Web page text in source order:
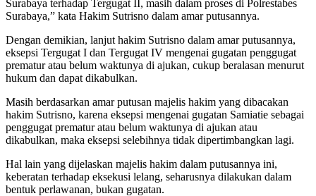
Surabaya terhadap Tergugat II, masih dalam proses di Polrestabes
Surabaya,” kata Hakim Sutrisno dalam amar putusannya.
Dengan demikian, lanjut hakim Sutrisno dalam amar putusannya,
eksepsi Tergugat I dan Tergugat IV mengenai gugatan penggugat
prematur atau belum waktunya di ajukan, cukup beralasan menurut
hukum dan dapat dikabulkan.
Masih berdasarkan amar putusan majelis hakim yang dibacakan
hakim Sutrisno, karena eksepsi mengenai gugatan Samiatie sebagai
penggugat prematur atau belum waktunya di ajukan atau
dikabulkan, maka eksepsi selebihnya tidak dipertimbangkan lagi.
Hal lain yang dijelaskan majelis hakim dalam putusannya ini,
keberatan terhadap eksekusi lelang, seharusnya dilakukan dalam
bentuk perlawanan, bukan gugatan.